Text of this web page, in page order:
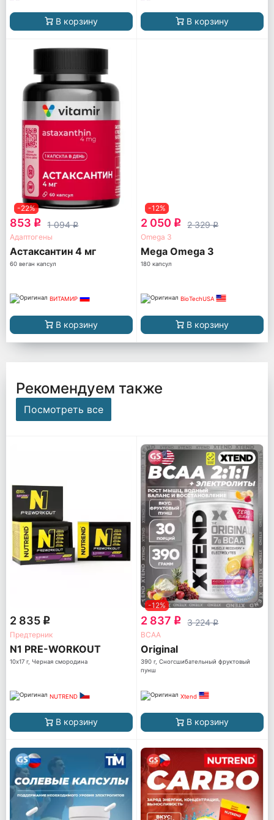
В корзину В корзину
-22%
853 q 1 094q
Адаптогены
Астаксантин 4 мг
60 веган капсул
ВИТАМИР
В корзину
-12%
2 050 q 2 329q
Omega 3
Mega Omega 3
180 капсул
BioTechUSA
В корзину
Рекомендуем также
Посмотреть все
2 835 q
Предтерник
N1 PRE-WORKOUT
10х17 г, Черная смородина
NUTREND
В корзину
-12%
2 837 q 3 224q
ВСАА
Original
390 г, Сногсшибательный фруктовый
пунш
Xtend
В корзину